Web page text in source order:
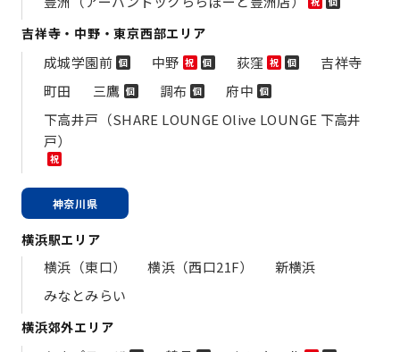
吉祥寺・中野・東京西部エリア
成城学園前 個 中野 祝 個 荻窪 祝 個
吉祥寺
町田
三鷹 個 調布 個 府中 個
下高井戸（SHARE LOUNGE Olive LOUNGE 下高井
戸）
祝
神奈川県
横浜駅エリア
横浜（東口） 横浜（西口21F）
新横浜
みなとみらい
横浜郊外エリア